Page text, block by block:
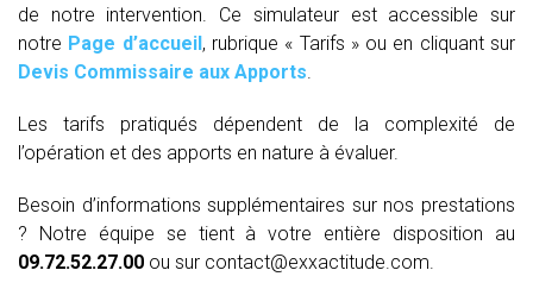
de notre intervention. Ce simulateur est accessible sur
notre Page d’accueil, rubrique « Tarifs » ou en cliquant sur
Devis Commissaire aux Apports.
Les tarifs pratiqués dépendent de la complexité de
l’opération et des apports en nature à évaluer.
Besoin d’informations supplémentaires sur nos prestations
? Notre équipe se tient à votre entière disposition au
09.72.52.27.00 ou sur contact@exxactitude.com.